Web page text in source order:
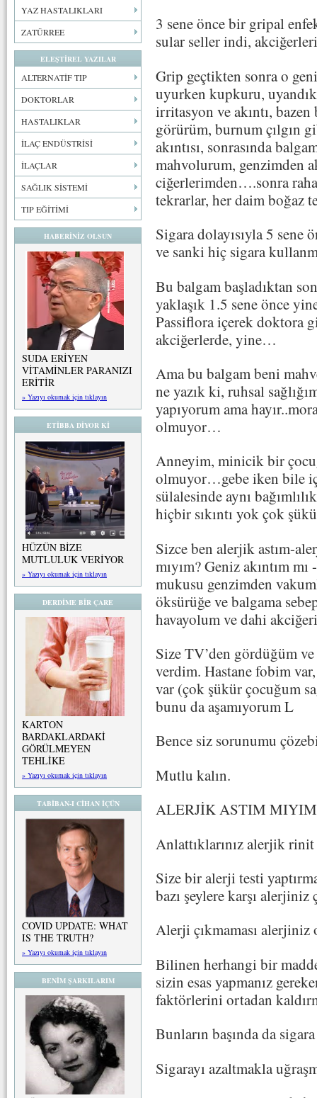
YAZ HASTALIKLARI
ZATÜRREE
ELEŞTİREL YAZILAR
ALTERNATİF TIP
DOKTORLAR
HASTALIKLAR
İLAÇ ENDÜSTRİSİ
İLAÇLAR
SAĞLIK SİSTEMİ
TIP EĞİTİMİ
HABERİNİZ OLSUN
SUDA ERİYEN
VİTAMİNLER PARANIZI
ERİTİR
» Yazıyı okumak için tıklayın
ETİBBA DİYOR Kİ
HÜZÜN BİZE
MUTLULUK VERİYOR
» Yazıyı okumak için tıklayın
DERDİME BİR ÇARE
KARTON
BARDAKLARDAKİ
GÖRÜLMEYEN
TEHLİKE
» Yazıyı okumak için tıklayın
TABİBAN-I CİHAN İÇÜN
COVID UPDATE: WHAT
IS THE TRUTH?
» Yazıyı okumak için tıklayın
BENİM ŞARKILARIM
3 sene önce bir gripal
sular seller indi,
Grip geçtikten sonra o
uyurken kupkuru,
irritasyon ve akıntı,
görürüm, burnum çılgın
akıntısı, sonrasında
mahvolurum, genzimden
ciğerlerimden….sonra
tekrarlar, her daim boğaz
Sigara dolayısıyla 5
ve sanki hiç sigara
Bu balgam başladıktan
yaklaşık 1.5 sene önce
Passiflora içerek doktora
akciğerlerde, yine…
Ama bu balgam beni
ne yazık ki, ruhsal
yapıyorum ama
olmuyor…
Anneyim, minicik bir
olmuyor…gebe iken bile
sülalesinde aynı
hiçbir sıkıntı yok çok
Sizce ben alerjik astım-
mıyım? Geniz akıntım
mukusu genzimden
öksürüğe ve balgama
havayolum ve dahi
Size TV’den gördüğüm
verdim. Hastane fobim
var (çok şükür çocuğum
bunu da aşamıyorum L
Bence siz sorunumu
Mutlu kalın.
ALERJİK ASTIM
Anlattıklarınız alerjik
Size bir alerji testi
bazı şeylere karşı
Alerji çıkmaması alerjiniz
Bilinen herhangi bir
sizin esas yapmanız
faktörlerini ortadan
Bunların başında da
Sigarayı azaltmakla